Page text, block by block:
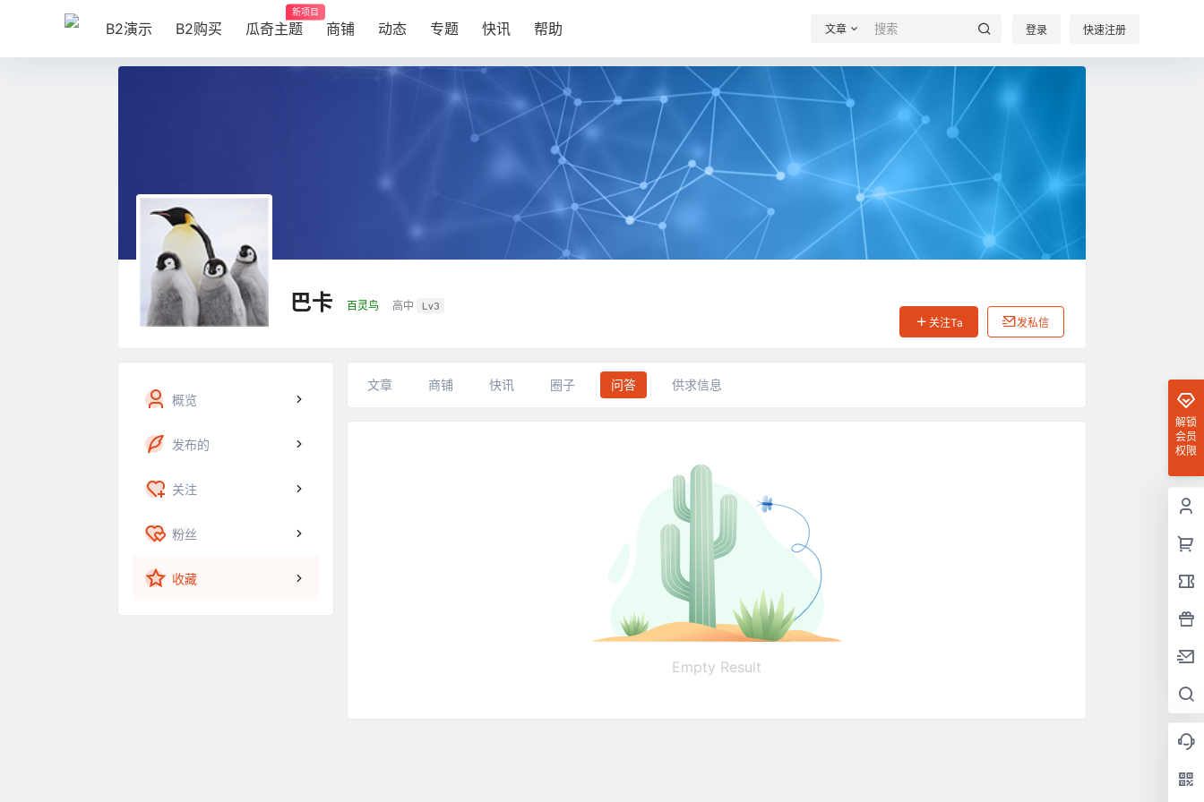
B2演示 B2购买 瓜奇主题
新项目
商铺 动态 专题 快讯 帮助 文章 登录 快速注册
巴卡 百灵鸟 高中
Lv3
关注Ta
发私信
概览
发布的
关注
粉丝
收藏
文章 商铺 快讯 圈子 问答 供求信息
Empty Result
解锁
会员
权限